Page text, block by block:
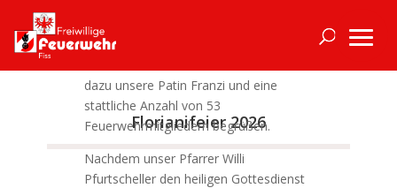
Florianifeier 2026
dazu unsere Patin Franzi und eine
stattliche Anzahl von 53
Feuerwehrmitgliedern begrüßen.
Nachdem unser Pfarrer Willi
Pfurtscheller den heiligen Gottesdienst